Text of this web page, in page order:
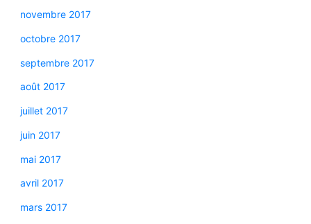
novembre 2017
octobre 2017
septembre 2017
août 2017
juillet 2017
juin 2017
mai 2017
avril 2017
mars 2017